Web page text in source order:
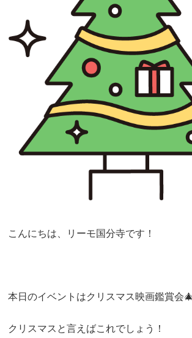
こんにちは、リーモ国分寺です！
本日のイベントはクリスマス映画鑑賞会
クリスマスと言えばこれでしょう！